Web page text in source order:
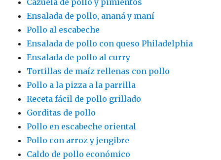
Cazuela de pollo y pimientos
Ensalada de pollo, ananá y maní
Pollo al escabeche
Ensalada de pollo con queso Philadelphia
Ensalada de pollo al curry
Tortillas de maíz rellenas con pollo
Pollo a la pizza a la parrilla
Receta fácil de pollo grillado
Gorditas de pollo
Pollo en escabeche oriental
Pollo con arroz y jengibre
Caldo de pollo económico